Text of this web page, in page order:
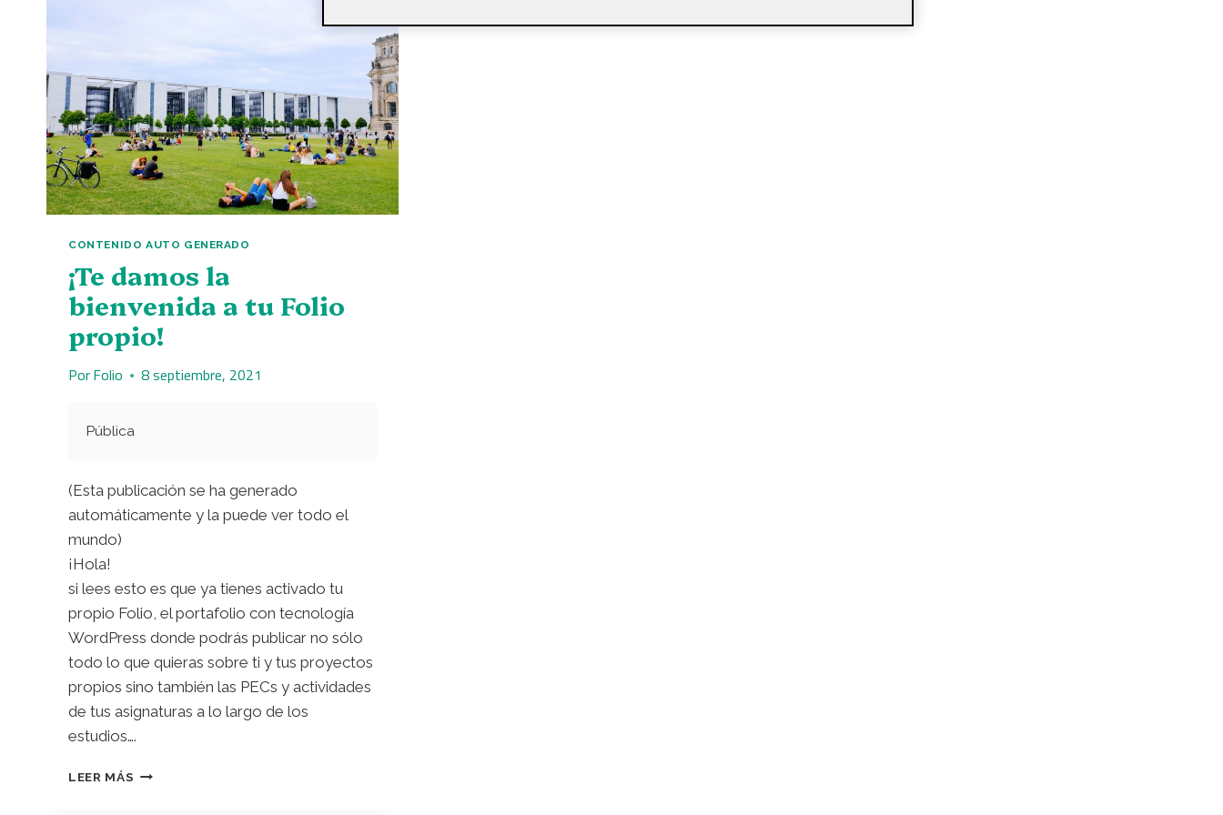
CONTENIDO AUTO GENERADO
¡Te damos la
bienvenida a tu Folio
propio!
PorFolio 8 septiembre, 2021
Pública
(Esta publicación se ha generado
automáticamente y la puede ver todo el
mundo)
¡Hola!
si lees esto es que ya tienes activado tu
propio Folio, el portafolio con tecnología
WordPress donde podrás publicar no sólo
todo lo que quieras sobre ti y tus proyectos
propios sino también las PECs y actividades
de tus asignaturas a lo largo de los
estudios….
LEER MÁS ¡TE